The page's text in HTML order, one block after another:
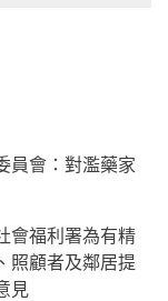
員會：對濫藥家
會福利署為有精
照顧者及鄰居提
見